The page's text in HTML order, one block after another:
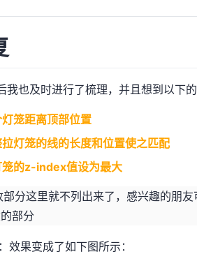
也及时进行了梳理，并且想到以下的
笼距离顶部位置
拉灯笼的线的长度和位置使之匹配
笼的z-index值设为最大
部分这里就不列出来了，感兴趣的朋
部分
果变成了如下图所示：